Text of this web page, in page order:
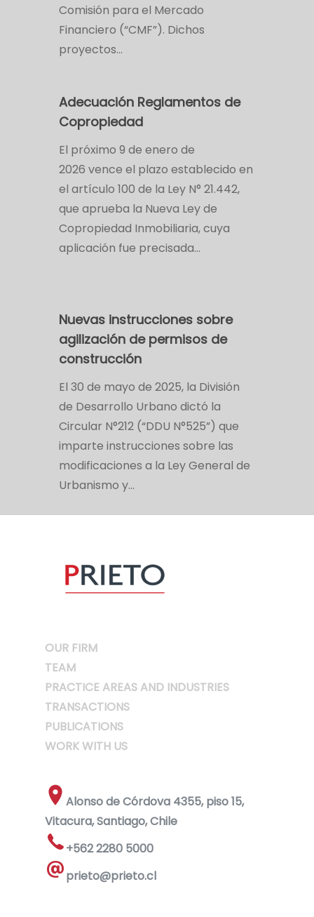
Comisión para el Mercado
Financiero (“CMF”). Dichos
proyectos…
Adecuación Reglamentos de
Copropiedad
El próximo 9 de enero de
2026 vence el plazo establecido en
el artículo 100 de la Ley N° 21.442,
que aprueba la Nueva Ley de
Copropiedad Inmobiliaria, cuya
aplicación fue precisada…
Nuevas instrucciones sobre
agilización de permisos de
construcción
El 30 de mayo de 2025, la División
de Desarrollo Urbano dictó la
Circular N°212 (“DDU N°525”) que
imparte instrucciones sobre las
modificaciones a la Ley General de
Urbanismo y…
OUR FIRM
TEAM
PRACTICE AREAS AND INDUSTRIES
TRANSACTIONS
PUBLICATIONS
WORK WITH US
Alonso de Córdova 4355, piso 15,
Vitacura, Santiago, Chile
+562 2280 5000
prieto@prieto.cl